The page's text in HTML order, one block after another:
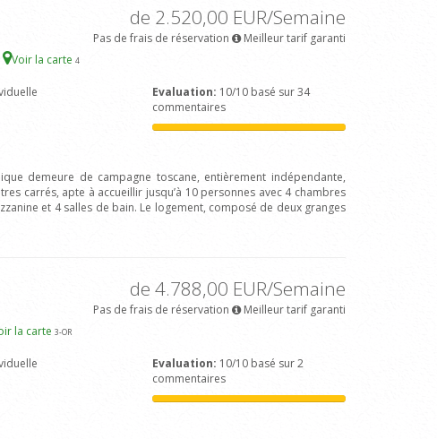
de 2.520,00 EUR/Semaine
Pas de frais de réservation
Meilleur tarif garanti
Voir la carte 4
Evaluation: 10/10 basé sur 34
commentaires
demeure de campagne toscane, entièrement indépendante,
carrés, apte à accueillir jusqu’à 10 personnes avec 4 chambres
et 4 salles de bain. Le logement, composé de deux granges
de 4.788,00 EUR/Semaine
Pas de frais de réservation
Meilleur tarif garanti
la carte 3-OR
Evaluation: 10/10 basé sur 2
commentaires